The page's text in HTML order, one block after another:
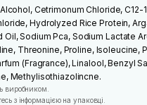
Cetrimonum Chloride, C12-
Hydrolyzed Rice Protein,
Sodium Pca, Sodium Lactate
Threonine, Proline, Isoleucine,
(Fragrance), Linalool, Benzyl
Methylisothiazolincne.
виробником.
з інформацією на упаковці.